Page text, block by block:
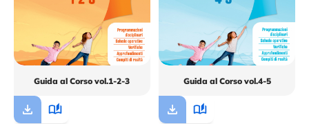
Guida al Corso vol.1-2-3 Guida al Corso vol.4-5